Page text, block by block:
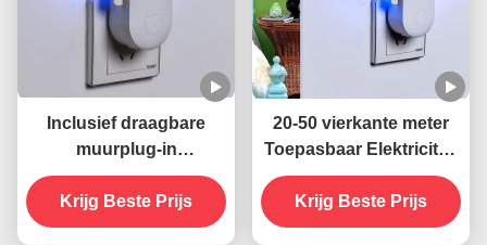
Inclusief draagbare
muurplug-in
stopcontact elektrische
395 NM UV
muggenverdelgende
Krijg Beste Prijs
20-50 vierkante meter
Toepasbaar Elektriciteit
Muur aansluiting Socket
UV muggenverdelger
Lamp Vaste staat Zeer
Krijg Beste Prijs